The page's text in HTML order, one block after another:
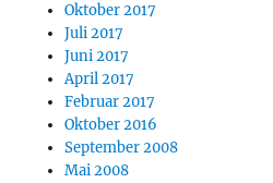
Oktober 2017
Juli 2017
Juni 2017
April 2017
Februar 2017
Oktober 2016
September 2008
Mai 2008